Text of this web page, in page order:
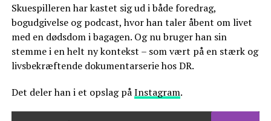
Skuespilleren har kastet sig ud i både foredrag,
bogudgivelse og podcast, hvor han taler åbent om livet
med en dødsdom i bagagen. Og nu bruger han sin
stemme i en helt ny kontekst – som vært på en stærk og
livsbekræftende dokumentarserie hos DR.
Det deler han i et opslag påInstagram.